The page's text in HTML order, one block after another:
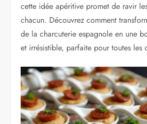
cette idée apéritive promet de ravir
chacun. Découvrez comment
de la charcuterie espagnole en une
et irrésistible, parfaite pour toutes les